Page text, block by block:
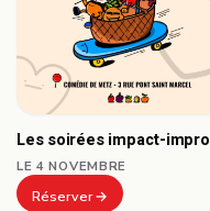
Les soirées impact-impro
LE 4 NOVEMBRE
Réserver